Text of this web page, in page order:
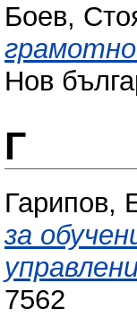
Боев,
Нов
Г
Гарипов,
за
7562